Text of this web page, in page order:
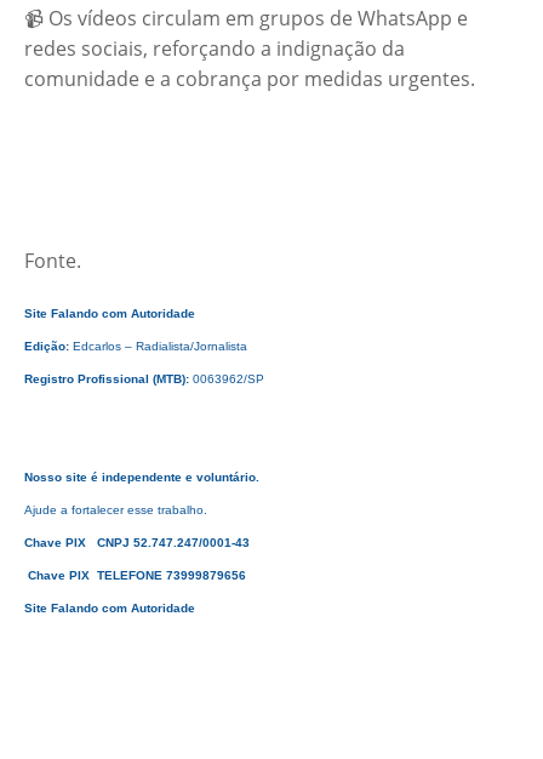
📹 Os vídeos circulam em grupos de WhatsApp e
redes sociais, reforçando a indignação da
comunidade e a cobrança por medidas urgentes.
Fonte.
Site Falando com Autoridade
Edição: Edcarlos – Radialista/Jornalista
Registro Profissional (MTB): 0063962/SP
Nosso site é independente e voluntário.
Ajude a fortalecer esse trabalho.
Chave PIX CNPJ 52.747.247/0001-43
Chave PIX TELEFONE 73999879656
Site Falando com Autoridade